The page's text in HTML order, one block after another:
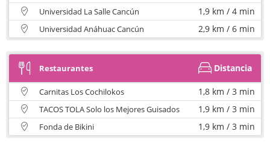
Universidad La Salle Cancún 1,9 km / 4 min
Universidad Anáhuac Cancún 2,9 km / 6 min
Restaurantes Distancia
Carnitas Los Cochilokos 1,8 km / 3 min
TACOS TOLA Solo los Mejores Guisados 1,9 km / 3 min
Fonda de Bikini 1,9 km / 3 min